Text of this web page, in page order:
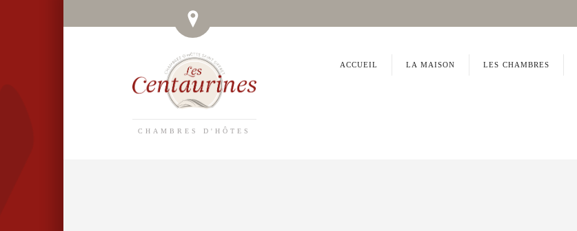
CHAMBRES D'HÔTES
ACCUEIL LA MAISON LES CHAMBRES